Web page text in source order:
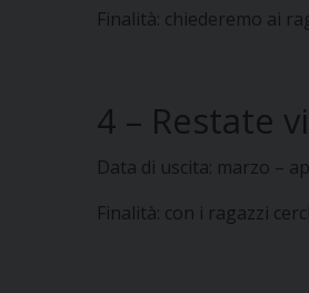
Finalità: chiederemo ai
4 – Restate
Data di uscita: marzo –
Finalità: con i ragazzi